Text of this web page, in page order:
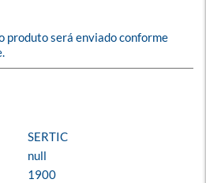
produto será enviado conforme
SERTIC
null
1900